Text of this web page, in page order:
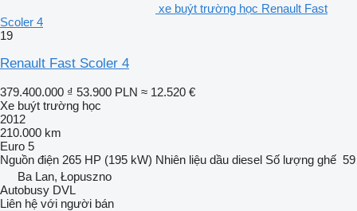
xe buýt trường học Renault Fast
Scoler 4
19
Renault Fast Scoler 4
379.400.000 ₫ 53.900 PLN ≈ 12.520 €
Xe buýt trường học
2012
210.000 km
Euro 5
Nguồn điện 265 HP (195 kW) Nhiên liệu dầu diesel Số lượng ghế 59
Ba Lan, Łopuszno
Autobusy DVL
Liên hệ với người bán